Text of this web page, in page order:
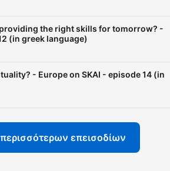
the right skills for tomorrow? -
(in greek language)
- Europe on SKAI - episode 14 (in
επεισοδίων